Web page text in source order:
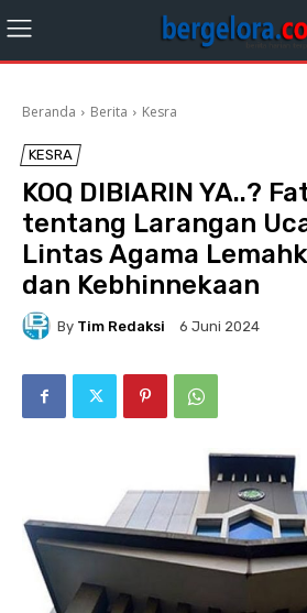
Beranda Berita Kesra
KESRA
KOQ DIBIARIN YA..?
tentang Larangan
Lintas Agama
dan Kebhinnekaan
By Tim Redaksi 6 Juni 2024